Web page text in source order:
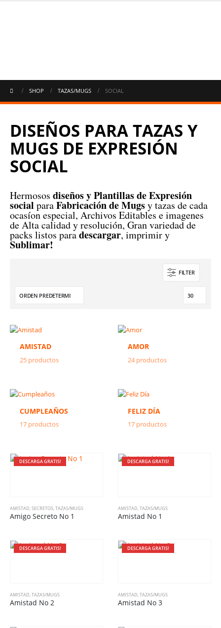
SHOP TAZAS/MUGS SOCIAL
DISEÑOS PARA TAZAS Y
MUGS DE EXPRESIÓN
SOCIAL
Hermosos diseños y Plantillas de Expresión
social paraFabricación de Mugsy tazas de cada
ocasíon especial, Archivos Editables e imagenes
de Alta calidad y resolución, Gran variedad de
packs listos paradescargar, imprimir y
Sublimar!
FILTER
AMISTAD
25productos
AMOR
24productos
CUMPLEAÑOS
17productos
FELIZ DÍA
17productos
DESCARGA GRATIS!
AMISTAD,SECRETOS,TAZAS/MUGS
Amigo Secreto No 1
DESCARGA GRATIS!
AMISTAD,TAZAS/MUGS
Amistad No 1
DESCARGA GRATIS!
AMISTAD,TAZAS/MUGS
Amistad No 2
DESCARGA GRATIS!
AMISTAD,TAZAS/MUGS
Amistad No 3